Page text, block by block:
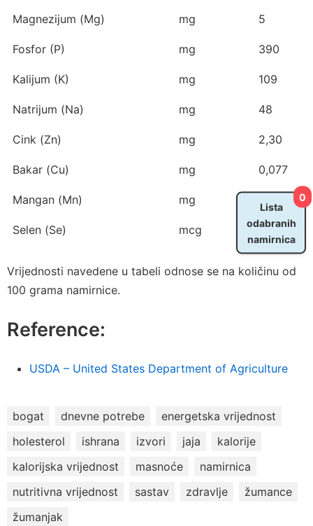
Magnezijum (Mg) mg 5
Fosfor (P) mg 390
Kalijum (K) mg 109
Natrijum (Na) mg 48
Cink (Zn) mg 2,30
Bakar (Cu) mg 0,077
Mangan (Mn) mg 0,055
Selen (Se) mcg 56,0
Vrijednosti navedene u tabeli odnose se na količinu od
100 grama namirnice.
Reference:
USDA – United States Department of Agriculture
bogat dnevne potrebe
energetska vrijednost
holesterol
ishrana izvori jaja
kalorije
kalorijska vrijednost
masnoće
namirnica
nutritivna vrijednost
sastav zdravlje
žumance
žumanjak
0
Lista
odabranih
namirnica